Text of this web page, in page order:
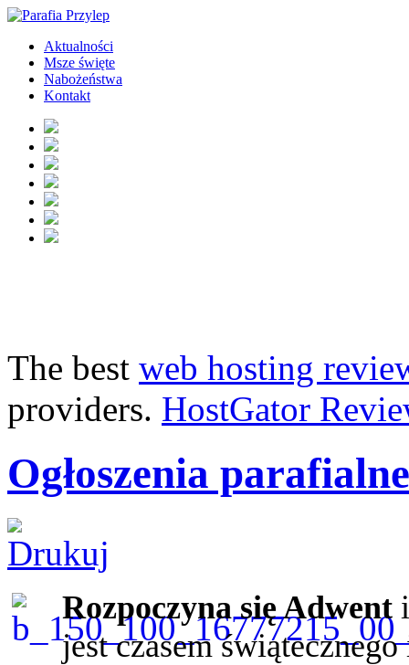
Aktualności
Msze święte
Nabożeństwa
Kontakt
The best web hosting
providers. HostGator
Ogłoszenia
Rozpoczyna się Adwent
jest czasem